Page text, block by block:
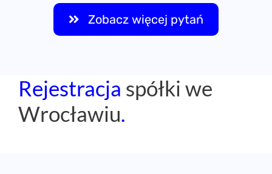
Zobacz więcej pytań
Rejestracja spółki we
Wrocławiu.